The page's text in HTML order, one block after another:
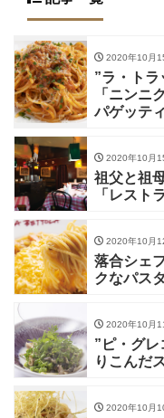
2020年10月
”ラ・ト
「ニンニ
パゲッティ
2020年10月
祖父と祖
「レスト
2020年10月
落合シェ
クなパス
2020年10月
”ピ・グ
りこんだ
2020年10月